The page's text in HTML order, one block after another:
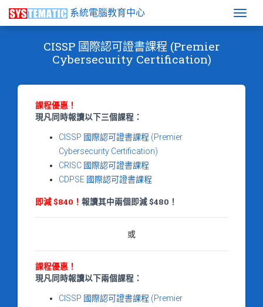
系統電腦教育中心
CISSP 國際認可證書課程 (Premier
Cybersecurity Certification)
課程優惠！
現凡同時報讀以下三個課程：
CISSP 國際認可證書課程 (Premier
Cybersecurity Certification)
CRISC 國際認可證書課程
CDPSE 國際認可證書課程
即減 $840！ 報讀其中兩個即減 $480！
或
課程優惠！
現凡同時報讀以下兩個課程：
CISSP 國際認可證書課程 (Premier